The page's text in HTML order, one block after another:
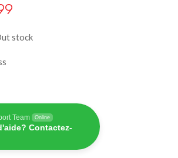
stock
Team Online
Contactez-